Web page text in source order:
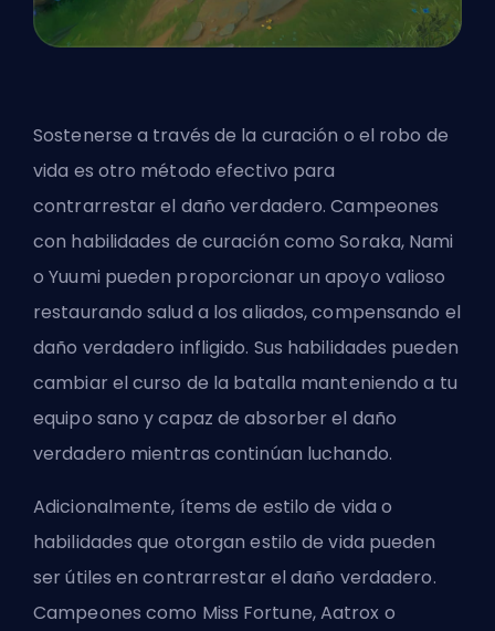
Sostenerse a través de la curación o el robo de
vida es otro método efectivo para
contrarrestar el daño verdadero. Campeones
con habilidades de curación como Soraka, Nami
o Yuumi pueden proporcionar un apoyo valioso
restaurando salud a los aliados, compensando el
daño verdadero infligido. Sus habilidades pueden
cambiar el curso de la batalla manteniendo a tu
equipo sano y capaz de absorber el daño
verdadero mientras continúan luchando.
Adicionalmente, ítems de estilo de vida o
habilidades que otorgan estilo de vida pueden
ser útiles en contrarrestar el daño verdadero.
Campeones como Miss Fortune, Aatrox o